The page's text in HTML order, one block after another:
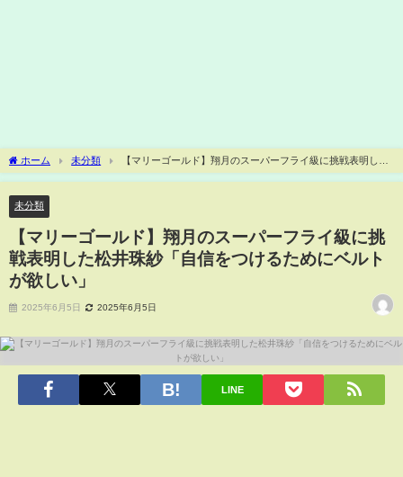
ホーム 未分類
【マリーゴールド】翔月のスーパーフライ級に挑戦表明した
松井珠紗「自信をつけるためにベルトが欲しい」
未分類
【マリーゴールド】翔月のスーパーフライ級に挑
戦表明した松井珠紗「自信をつけるためにベルト
が欲しい」
2025年6月5日 2025年6月5日
LINE